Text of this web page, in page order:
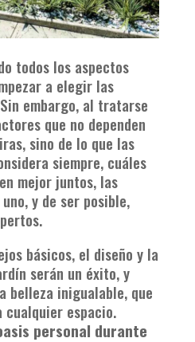
todos los aspectos
a elegir las
embargo, al tratarse
que no dependen
sino de lo que las
siempre, cuáles
mejor juntos, las
y de ser posible,
básicos, el diseño y la
serán un éxito, y
belleza inigualable, que
espacio.
personal durante